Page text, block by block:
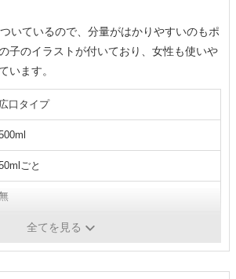
いているので、分量がはかりやすいのもポ
子のイラストが付いており、女性も使いや
います。
広口タイプ
ごと
漏れ防止パッキン構造
全てを見る